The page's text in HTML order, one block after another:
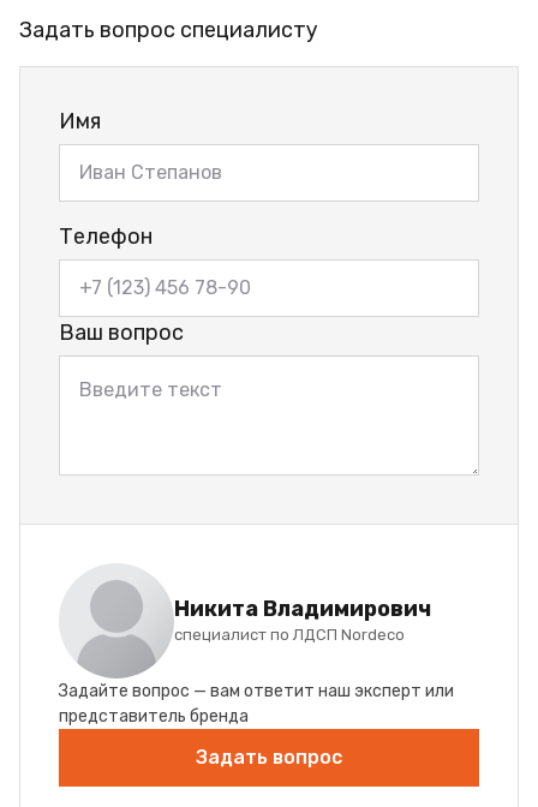
Задать вопрос специалисту
Имя
Телефон
Ваш вопрос
Никита Владимирович
специалист по ЛДСП Nordeco
Задайте вопрос — вам ответит наш эксперт или
представитель бренда
Задать вопрос